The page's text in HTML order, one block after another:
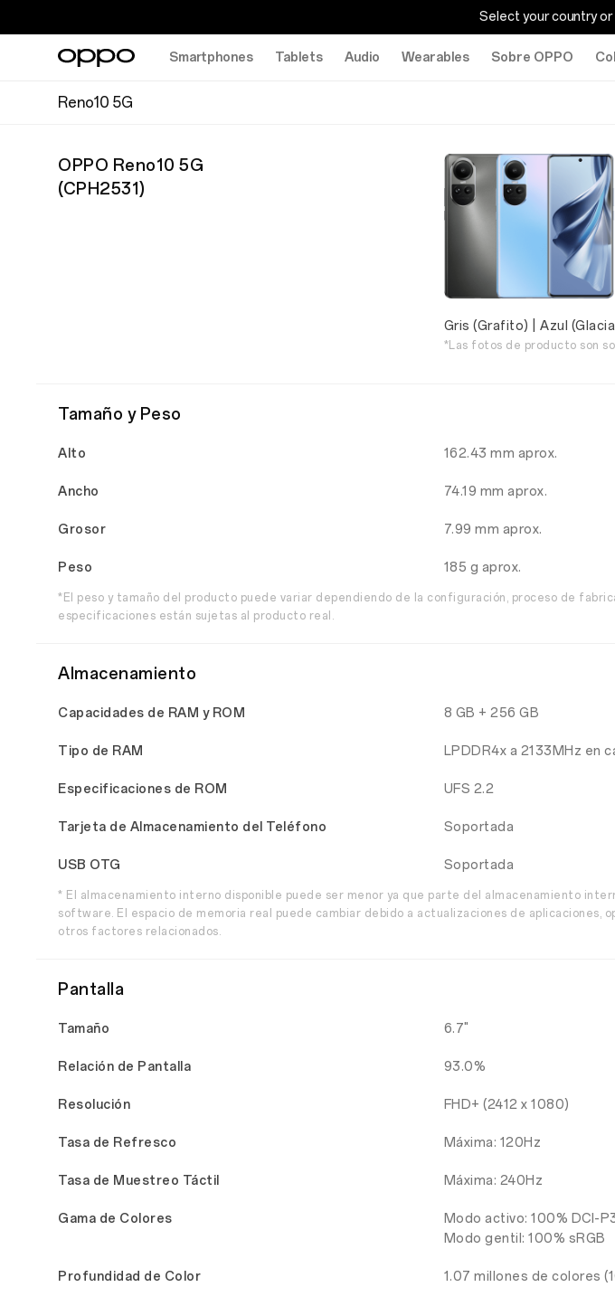
Select your country or
Smartphones Tablets Audio Wearables Sobre OPPO
Reno10 5G
OPPO Reno10 5G
(CPH2531)
Gris (Grafito) | Azul
*Las fotos de producto son
Tamaño y Peso
Alto 162.43 mm aprox.
Ancho 74.19 mm aprox.
Grosor 7.99 mm aprox.
Peso 185 g aprox.
*El peso y tamaño del producto puede variar dependiendo de la configuración, proceso de
especificaciones están sujetas al producto real.
Almacenamiento
Capacidades de RAM y ROM 8 GB + 256 GB
Tipo de RAM LPDDR4x a 2133MHz en
Especificaciones de ROM UFS 2.2
Tarjeta de Almacenamiento del Teléfono Soportada
USB OTG Soportada
* El almacenamiento interno disponible puede ser menor ya que parte del almacenamiento
software. El espacio de memoria real puede cambiar debido a actualizaciones de aplicaciones,
otros factores relacionados.
Pantalla
Tamaño 6.7"
Relación de Pantalla 93.0%
Resolución FHD+ (2412 x 1080)
Tasa de Refresco Máxima: 120Hz
Tasa de Muestreo Táctil Máxima: 240Hz
Gama de Colores
Modo activo: 100% DCI-
Modo gentil: 100% sRGB
Profundidad de Color 1.07 millones de colores